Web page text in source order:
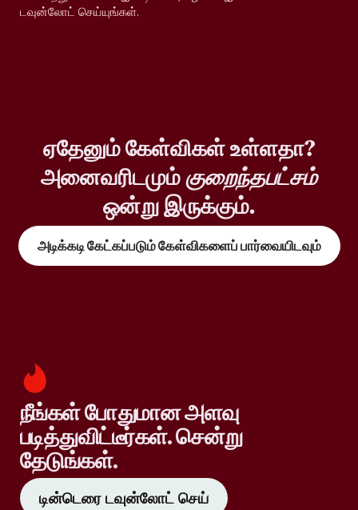
டவுன்லோட் செய்யுங்கள்.
ஏதேனும் கேள்விகள் உள்ளதா?
அனைவரிடமும்குறைந்தபட்சம்
ஒன்று இருக்கும்.
அடிக்கடி கேட்கப்படும் கேள்விகளைப் பார்வையிடவும்
நீங்கள் போதுமான அளவு
படித்துவிட்டீர்கள். சென்று
தேடுங்கள்.
டின்டெரை டவுன்லோட் செய்